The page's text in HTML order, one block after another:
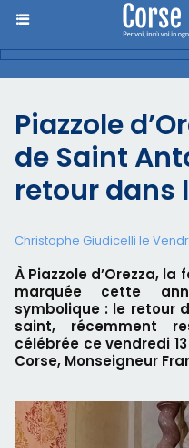
Piazzole
de Saint
retour dans
Christophe Giudicelli le
À Piazzole d’Orezza,
marquée cette
symbolique : le retour
saint, récemment
célébrée ce vendredi
Corse, Monseigneur